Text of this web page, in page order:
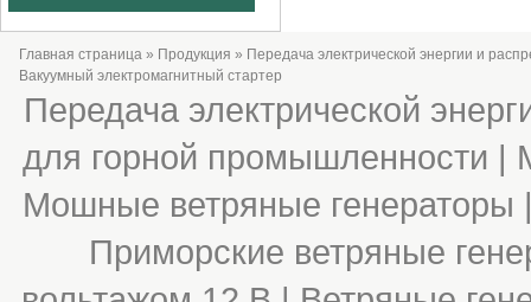
Главная страница » Продукция » Передача электрической энергии и
Вакуумный электромагнитный стартер
Передача электрической
для горной промышленности |
Мошные ветряные генераторы
Приморские ветряные